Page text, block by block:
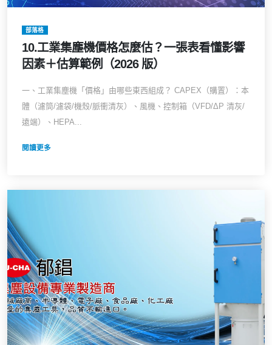
部落格
10.工業集塵機價格怎麼估？一張表看懂影響
因素＋估算範例（2026 版）
一、工業集塵機「價格」由哪些東西組成？ CAPEX（購置）：本
體（濾筒/濾袋/機殼/脈衝清灰）、風機、控制箱（VFD/ΔP 清灰/
遠端）、HEPA...
閱讀更多